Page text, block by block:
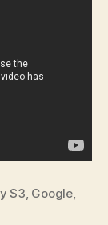
S3, Google,